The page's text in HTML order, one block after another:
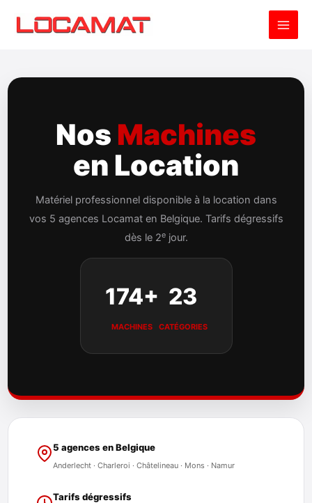
Nos Machines
en Location
Matériel professionnel disponible à la location dans
vos 5 agences Locamat en Belgique. Tarifs dégressifs
dès le 2ejour.
174+
MACHINES
23
CATÉGORIES
5 agences en Belgique
Anderlecht · Charleroi · Châtelineau · Mons · Namur
Tarifs dégressifs